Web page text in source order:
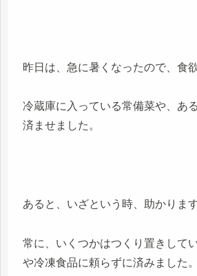
昨日は、急に暑くなったので、食
冷蔵庫に入っている常備菜や、あ
済ませました。
あると、いざという時、助かります
常に、いくつかはつくり置きして
や冷凍食品に頼らずに済みました。